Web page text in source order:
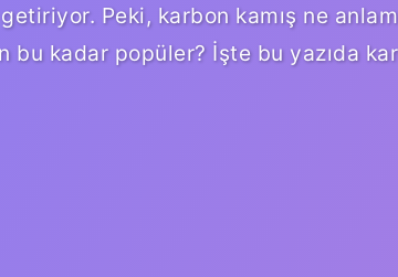
Peki, karbon kamış ne
bu kadar popüler? İşte bu yazıda